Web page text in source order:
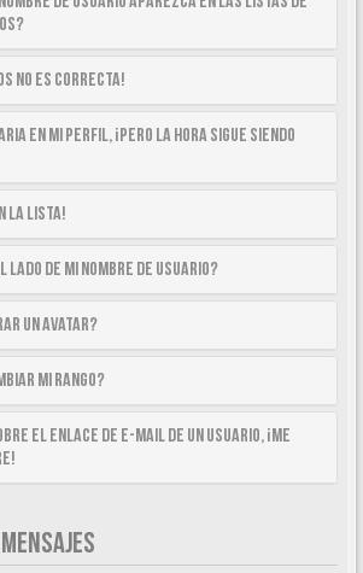
no es correcta!
en mi perfil, ¡pero la hora sigue siendo
la lista!
lado de mi nombre de usuario?
un avatar?
mi rango?
el enlace de e-mail de un usuario, ¡me